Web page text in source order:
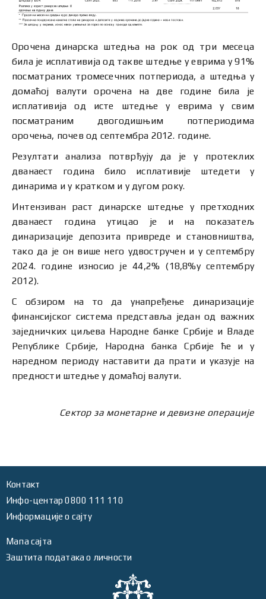
Орочена динарска штедња на рок од три месеца
била је исплативија од такве штедње у еврима у 91%
посматраних тромесечних потпериода, а штедња у
домаћој валути орочена на две године била је
исплативија од исте штедње у еврима у свим
посматраним двогодишњим потпериодима
орочења, почев од септембра 2012. године.
Резултати анализа потврђују да је у протеклих
дванаест година било исплативије штедети у
динарима и у кратком и у дугом року.
Интензиван раст динарске штедње у претходних
дванаест година утицао је и на показатељ
динаризације депозита привреде и становништва,
тако да је он више него удвостручен и у септембру
2024. године износио је 44,2% (18,8%у септембру
2012).
С обзиром на то да унапређење динаризације
финансијског система представља један од важних
заједничких циљева Народне банке Србије и Владе
Републике Србије, Народна банка Србије ће и у
наредном периоду наставити да прати и указује на
предности штедње у домаћој валути.
Сектор за монетарне и девизне операције
Контакт
Инфо-центар 0800 111 110
Информације о сајту
Мапа сајта
Заштита података о личности